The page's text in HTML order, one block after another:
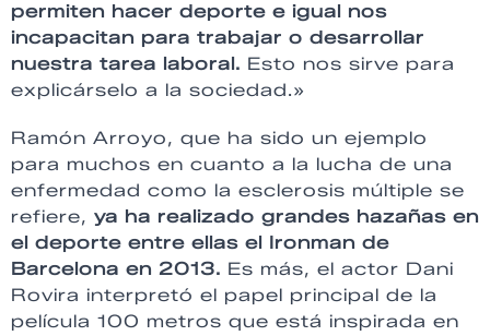
permiten hacer deporte e igual nos
incapacitan para trabajar o desarrollar
nuestra tarea laboral. Esto nos sirve para
explicárselo a la sociedad.»
Ramón Arroyo, que ha sido un ejemplo
para muchos en cuanto a la lucha de una
enfermedad como la esclerosis múltiple se
refiere, ya ha realizado grandes hazañas en
el deporte entre ellas el Ironman de
Barcelona en 2013. Es más, el actor Dani
Rovira interpretó el papel principal de la
película 100 metros que está inspirada en